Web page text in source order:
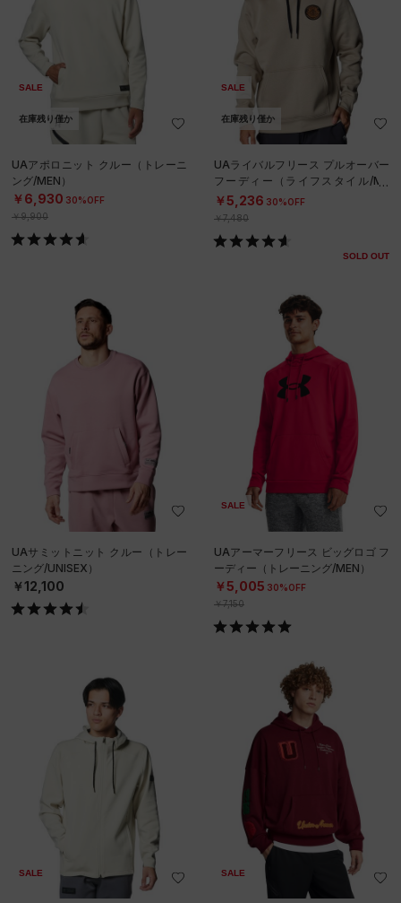
SALE
在庫残り僅か
UAアポロニット クルー（トレーニ
ング/MEN）
￥6,930 30%OFF
￥9,900
SALE
在庫残り僅か
UAライバルフリース プルオーバー
フーディー（ライフスタイル/ME
N）
￥5,236 30%OFF
￥7,480
SOLD OUT
UAサミットニット クルー（トレー
ニング/UNISEX）
￥12,100
SALE
UAアーマーフリース ビッグロゴ フ
ーディー（トレーニング/MEN）
￥5,005 30%OFF
￥7,150
SALE SALE